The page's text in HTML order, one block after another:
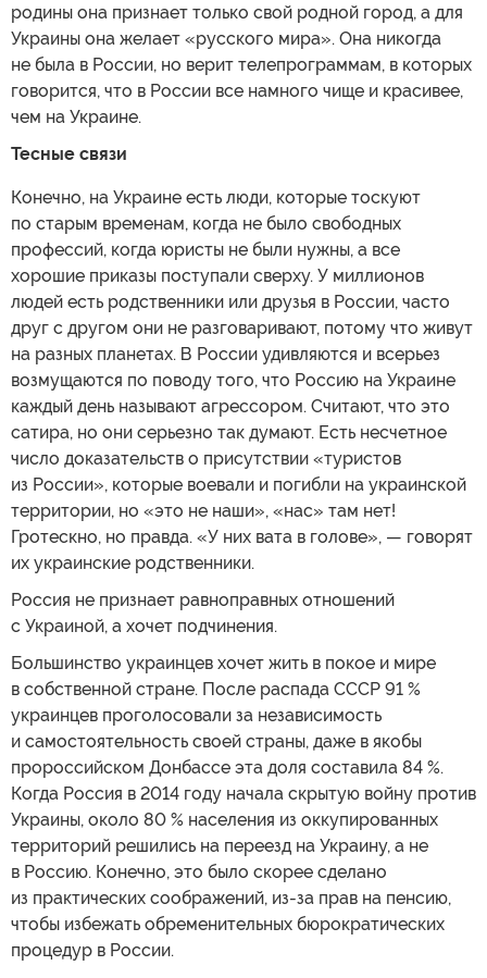
родины она признает только свой родной город, а для
Украины она желает «русского мира». Она никогда
не была в России, но верит телепрограммам, в которых
говорится, что в России все намного чище и красивее,
чем на Украине.
Тесные связи
Конечно, на Украине есть люди, которые тоскуют
по старым временам, когда не было свободных
профессий, когда юристы не были нужны, а все
хорошие приказы поступали сверху. У миллионов
людей есть родственники или друзья в России, часто
друг с другом они не разговаривают, потому что живут
на разных планетах. В России удивляются и всерьез
возмущаются по поводу того, что Россию на Украине
каждый день называют агрессором. Считают, что это
сатира, но они серьезно так думают. Есть несчетное
число доказательств о присутствии «туристов
из России», которые воевали и погибли на украинской
территории, но «это не наши», «нас» там нет!
Гротескно, но правда. «У них вата в голове», — говорят
их украинские родственники.
Россия не признает равноправных отношений
с Украиной, а хочет подчинения.
Большинство украинцев хочет жить в покое и мире
в собственной стране. После распада СССР 91 %
украинцев проголосовали за независимость
и самостоятельность своей страны, даже в якобы
пророссийском Донбассе эта доля составила 84 %.
Когда Россия в 2014 году начала скрытую войну против
Украины, около 80 % населения из оккупированных
территорий решились на переезд на Украину, а не
в Россию. Конечно, это было скорее сделано
из практических соображений, из-за прав на пенсию,
чтобы избежать обременительных бюрократических
процедур в России.